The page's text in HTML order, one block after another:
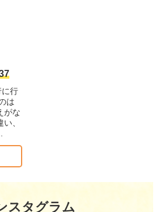
に行
は
がな
、
スタグラム